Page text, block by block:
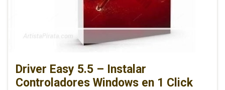
Driver Easy 5.5 – Instalar
Controladores Windows en 1 Click